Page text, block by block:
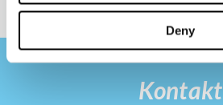
Deny
Kontakt